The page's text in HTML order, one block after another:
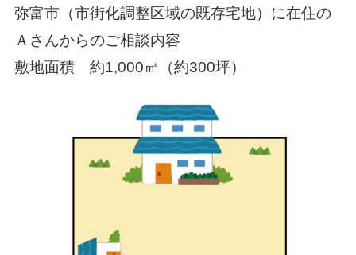
弥富市（市街化調整区域の既存宅地）に在住の
Ａさんからのご相談内容
敷地面積 約1,000㎡（約300坪）